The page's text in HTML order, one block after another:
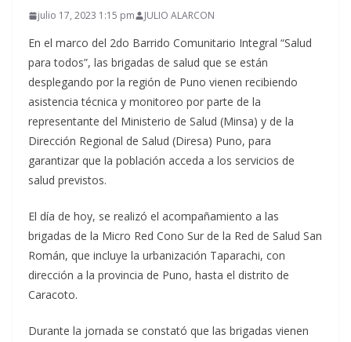
julio 17, 2023 1:15 pm JULIO ALARCON
En el marco del 2do Barrido Comunitario Integral “Salud
para todos”, las brigadas de salud que se están
desplegando por la región de Puno vienen recibiendo
asistencia técnica y monitoreo por parte de la
representante del Ministerio de Salud (Minsa) y de la
Dirección Regional de Salud (Diresa) Puno, para
garantizar que la población acceda a los servicios de
salud previstos.
El día de hoy, se realizó el acompañamiento a las
brigadas de la Micro Red Cono Sur de la Red de Salud San
Román, que incluye la urbanización Taparachi, con
dirección a la provincia de Puno, hasta el distrito de
Caracoto.
Durante la jornada se constató que las brigadas vienen